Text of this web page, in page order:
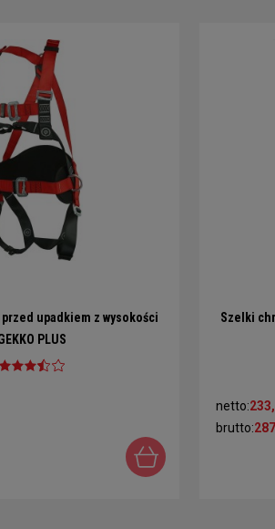
upadkiem z wysokości
PLUS
Szelki
netto:
brutto: